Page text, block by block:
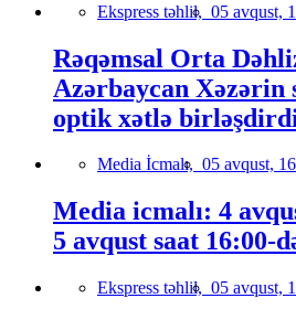
Ekspress təhlil, 05 avqust,
Rəqəmsal Orta
Azərbaycan
optik xətlə
Media İcmalı, 05 avqust,
Media icmalı: 4
5 avqust saat 16:00-
Ekspress təhlil, 05 avqust,